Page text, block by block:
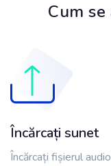
Cum
Încărcați sunet
Încărcați fișierul